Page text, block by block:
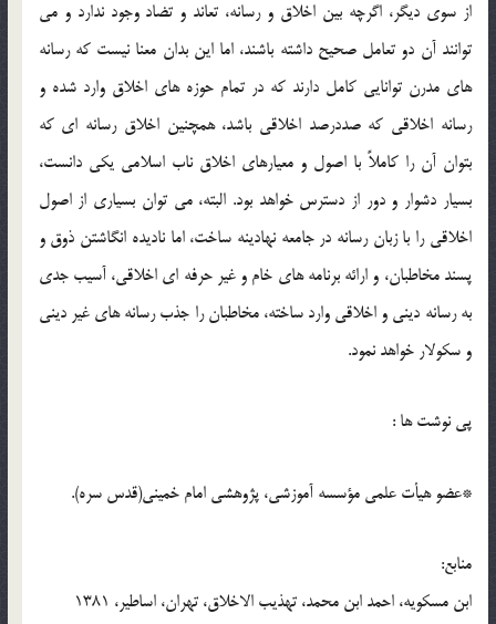
از سوي ديگر، اگرچه بين اخلاق و رسانه، تعاند و تضاد وجود ندارد و مي
توانند آن دو تعامل صحيح داشته باشند، اما اين بدان معنا نيست که رسانه
هاي مدرن توانايي کامل دارند که در تمام حوزه هاي اخلاق وارد شده و
رسانه اخلاقي که صددرصد اخلاقي باشد، همچنين اخلاق رسانه اي که
بتوان آن را کاملاً با اصول و معيارهاي اخلاق ناب اسلامي يکي دانست،
بسيار دشوار و دور از دسترس خواهد بود. البته، مي توان بسياري از اصول
اخلاقي را با زبان رسانه در جامعه نهادينه ساخت، اما ناديده انگاشتن ذوق و
پسند مخاطبان، و ارائه برنامه هاي خام و غير حرفه اي اخلاقي، آسيب جدي
به رسانه ديني و اخلاقي وارد ساخته، مخاطبان را جذب رسانه هاي غير ديني
و سکولار خواهد نمود.
پي نوشت ها :
*عضو هيأت علمي مؤسسه آموزشي، پژوهشي امام خميني(قدس سره).
منابع:
ابن مسکويه، احمد ابن محمد، تهذيب الاخلاق، تهران، اساطير، 1381